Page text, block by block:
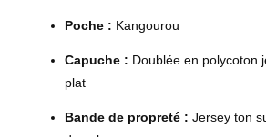
Poche : Kangourou
Capuche : Doublée en polycoton
plat
Bande de propreté : Jersey ton